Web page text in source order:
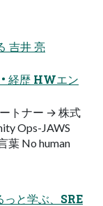
吉井 亮
経歴 HWエン
トナー → 株式
Ops-JAWS
葉 No human
と学ぶ、SRE